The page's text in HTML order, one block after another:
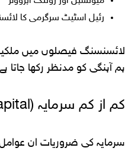
رئیل اسٹیٹ سرگرمی کا
لائسنسنگ فیصلوں میں
ہم آہنگی کو مدنظر رکھا جاتا
کم از کم سرمایہ (Minimum Capital) سے متعلق پہلو
سرمایہ کی ضروریات ان